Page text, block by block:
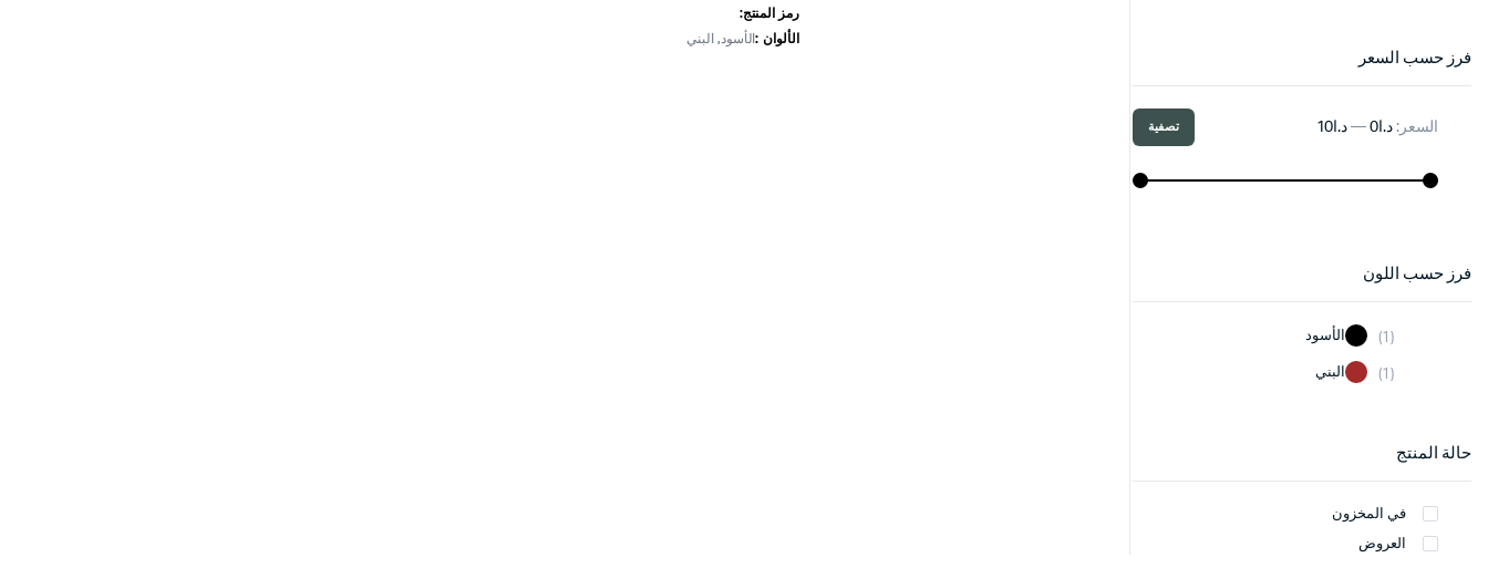
العديد
من
رمز المنتج:
الألوان الأسود, البني
فرز حسب السعر
تصفية السعر: د.ا0 — د.ا10
فرز حسب اللون
الأسود (1)
البني (1)
حالة المنتج
في المخزون
العروض